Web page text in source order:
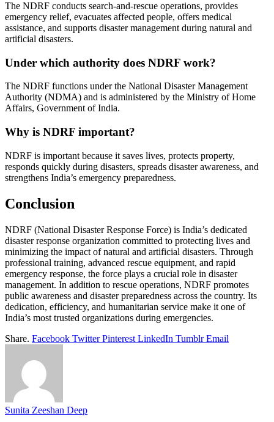
The NDRF conducts search-and-rescue operations, provides
emergency relief, evacuates affected people, offers medical
assistance, and supports disaster management during natural and
artificial disasters.
Under which authority does NDRF work?
The NDRF functions under the National Disaster Management
Authority (NDMA) and is administered by the Ministry of Home
Affairs, Government of India.
Why is NDRF important?
NDRF is important because it saves lives, protects property,
responds quickly during disasters, spreads disaster awareness, and
strengthens India’s emergency preparedness.
Conclusion
NDRF (National Disaster Response Force) is India’s dedicated
disaster response organization committed to protecting lives and
minimizing the impact of natural and artificial disasters. Through
professional training, advanced rescue equipment, and rapid
emergency response, the force plays a crucial role in disaster
management. In addition to rescue operations, NDRF promotes
public awareness and disaster preparedness across the country. Its
dedication, efficiency, and humanitarian service make it one of
India’s most trusted organizations during emergencies.
Share. Facebook Twitter Pinterest LinkedIn Tumblr Email
Sunita Zeeshan Deep